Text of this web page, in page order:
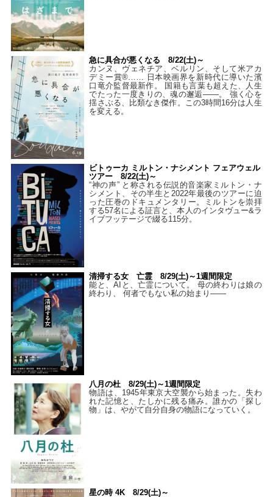
急に具合が悪くなる 8/22(土)～
カンヌ、ヴェネチア、ベルリン、そして米アカ
デミー賞®…… 日本映画界を新時代に導いた濱
口竜介監督最新作。 国籍も言葉も超えた、人生
でたった一度きりの、魂の邂逅――。 強く心を
揺さぶる、比類なき傑作。この3時間16分は人生
を変える。
ビトゥーカ ミルトン・ナシメント フェアウェル
ツアー 8/22(土)～
“神の声” と称される伝説的音楽家ミルトン・ナ
シメント、その半生と2022年最後のツアーに迫
った圧巻のドキュメンタリー。ミルトンを崇拝
する57名による証言と、本人のインタヴュー&ラ
イブフッテージで綴る115分。
清掃する女 亡霊 8/29(土)～1週間限定
能と、AIと、亡霊について。 母の終わりは娘の
終わり、 何者でもない私の始まり――
八月の杜 8/29(土)～1週間限定
物語は、1945年東京大空襲から始まった。失わ
れた記憶と、たしかに残る痛み。誰かの「探し
物」は、やがて自分自身の物語になっていく。
星の時 4K 8/29(土)～